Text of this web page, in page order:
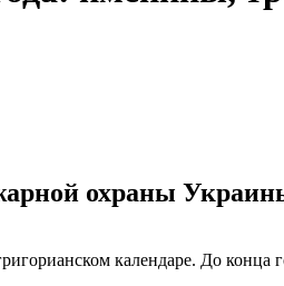
охраны
календаре. До конца